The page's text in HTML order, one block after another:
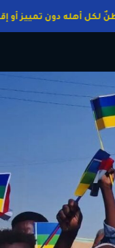
وطنٌ لكل أهله دون